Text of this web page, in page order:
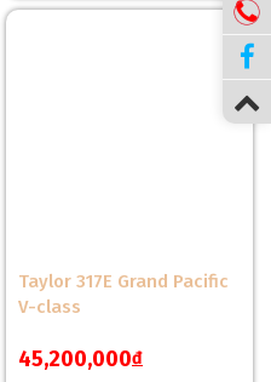
Taylor 317E Grand Pacific
V-class
45,200,000đ